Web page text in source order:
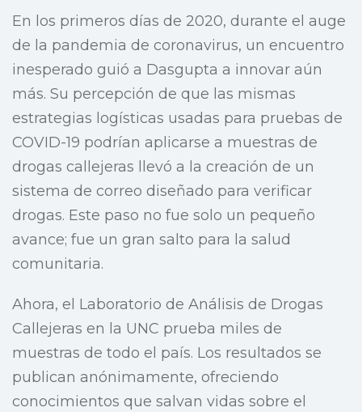
En los primeros días de 2020, durante el auge
de la pandemia de coronavirus, un encuentro
inesperado guió a Dasgupta a innovar aún
más. Su percepción de que las mismas
estrategias logísticas usadas para pruebas de
COVID-19 podrían aplicarse a muestras de
drogas callejeras llevó a la creación de un
sistema de correo diseñado para verificar
drogas. Este paso no fue solo un pequeño
avance; fue un gran salto para la salud
comunitaria.
Ahora, el Laboratorio de Análisis de Drogas
Callejeras en la UNC prueba miles de
muestras de todo el país. Los resultados se
publican anónimamente, ofreciendo
conocimientos que salvan vidas sobre el